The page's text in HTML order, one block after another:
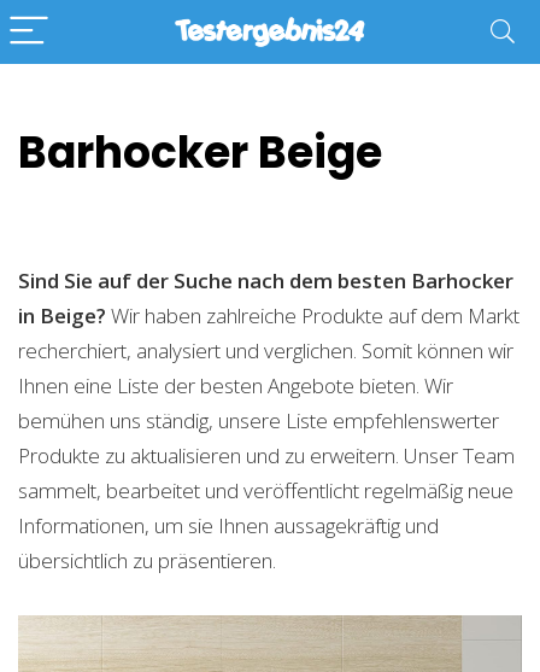
Barhocker Beige
Sind Sie auf der Suche nach dem besten Barhocker
in Beige? Wir haben zahlreiche Produkte auf dem Markt
recherchiert, analysiert und verglichen. Somit können wir
Ihnen eine Liste der besten Angebote bieten. Wir
bemühen uns ständig, unsere Liste empfehlenswerter
Produkte zu aktualisieren und zu erweitern. Unser Team
sammelt, bearbeitet und veröffentlicht regelmäßig neue
Informationen, um sie Ihnen aussagekräftig und
übersichtlich zu präsentieren.